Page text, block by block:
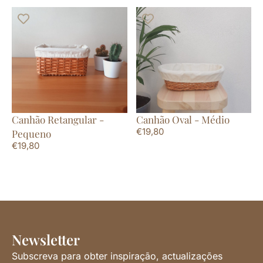
Canhão Retangular -
Pequeno
€19,80
Canhão Oval - Médio
€19,80
Newsletter
Subscreva para obter inspiração, actualizações